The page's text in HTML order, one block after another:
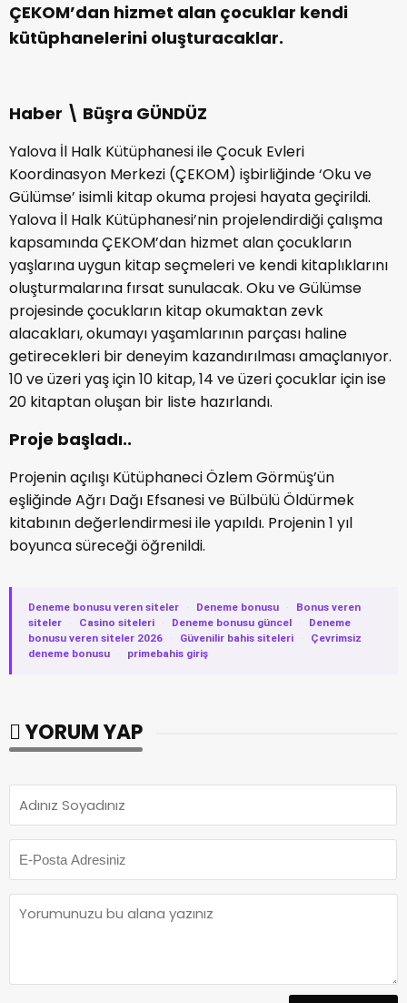
ÇEKOM’dan hizmet alan çocuklar kendi
kütüphanelerini oluşturacaklar.
Haber \ Büşra GÜNDÜZ
Yalova İl Halk Kütüphanesi ile Çocuk Evleri
Koordinasyon Merkezi (ÇEKOM) işbirliğinde ‘Oku ve
Gülümse’ isimli kitap okuma projesi hayata geçirildi.
Yalova İl Halk Kütüphanesi’nin projelendirdiği çalışma
kapsamında ÇEKOM’dan hizmet alan çocukların
yaşlarına uygun kitap seçmeleri ve kendi kitaplıklarını
oluşturmalarına fırsat sunulacak. Oku ve Gülümse
projesinde çocukların kitap okumaktan zevk
alacakları, okumayı yaşamlarının parçası haline
getirecekleri bir deneyim kazandırılması amaçlanıyor.
10 ve üzeri yaş için 10 kitap, 14 ve üzeri çocuklar için ise
20 kitaptan oluşan bir liste hazırlandı.
Proje başladı..
Projenin açılışı Kütüphaneci Özlem Görmüş’ün
eşliğinde Ağrı Dağı Efsanesi ve Bülbülü Öldürmek
kitabının değerlendirmesi ile yapıldı. Projenin 1 yıl
boyunca süreceği öğrenildi.
Deneme bonusu veren siteler · Deneme bonusu ·
Bonus veren
siteler
· Casino siteleri · Deneme bonusu güncel ·
Deneme
bonusu veren siteler 2026
· Güvenilir bahis siteleri ·
Çevrimsiz
deneme bonusu
· primebahis giriş
YORUM YAP